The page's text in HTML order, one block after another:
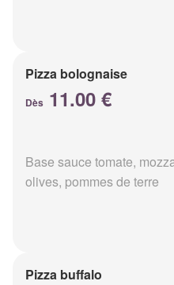
Pizza bolognaise
Dès 11.00 €
Base sauce tomate,
olives, pommes de terre
Pizza buffalo